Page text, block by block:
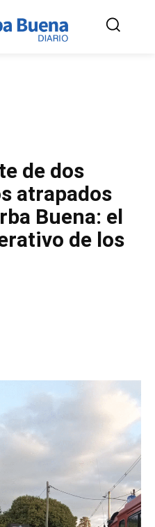
de dos
atrapados
Buena: el
de los